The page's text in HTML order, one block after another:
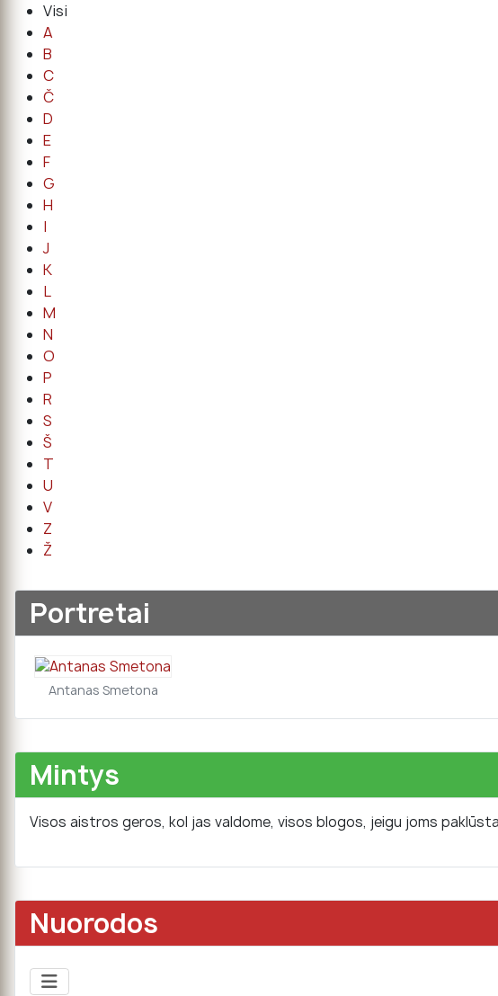
Visi
A
B
C
Č
D
E
F
G
H
I
J
K
L
M
N
O
P
R
S
Š
T
U
V
Z
Ž
Portretai
Antanas Smetona
Mintys
Visos aistros geros, kol jas valdome, visos blogos, jeigu joms
Nuorodos